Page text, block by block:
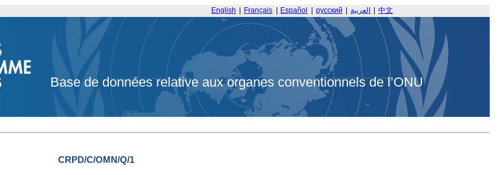
English Français Español русский العربية 中文
Base de données relative aux organes conventionnels de l’ONU
CRPD/C/OMN/Q/1